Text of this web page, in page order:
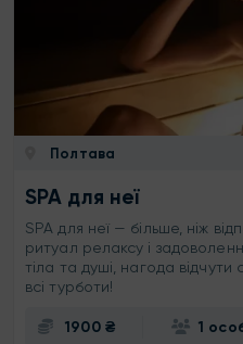
Полтава
SPA для неї
SPA для неї — більше, ніж
ритуал релаксу і
тіла та душі, нагода
всі турботи!
1900 ₴ 1